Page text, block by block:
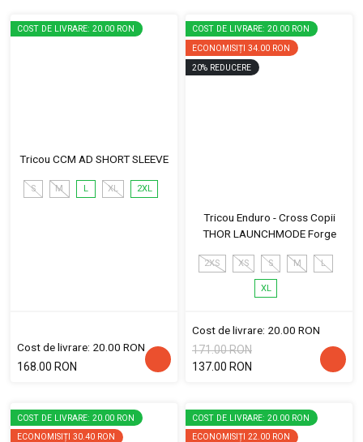
COST DE LIVRARE: 20.00 RON
Tricou CCM AD SHORT SLEEVE
S M L XL 2XL
Cost de livrare: 20.00 RON
168.00 RON
COST DE LIVRARE: 20.00 RON
ECONOMISIȚI 34.00 RON
20% REDUCERE
Tricou Enduro - Cross Copii
THOR LAUNCHMODE Forge
2XS XS S M L
XL
Cost de livrare: 20.00 RON
171.00 RON
137.00 RON
COST DE LIVRARE: 20.00 RON
ECONOMISIȚI 30.40 RON
COST DE LIVRARE: 20.00 RON
ECONOMISIȚI 22.00 RON